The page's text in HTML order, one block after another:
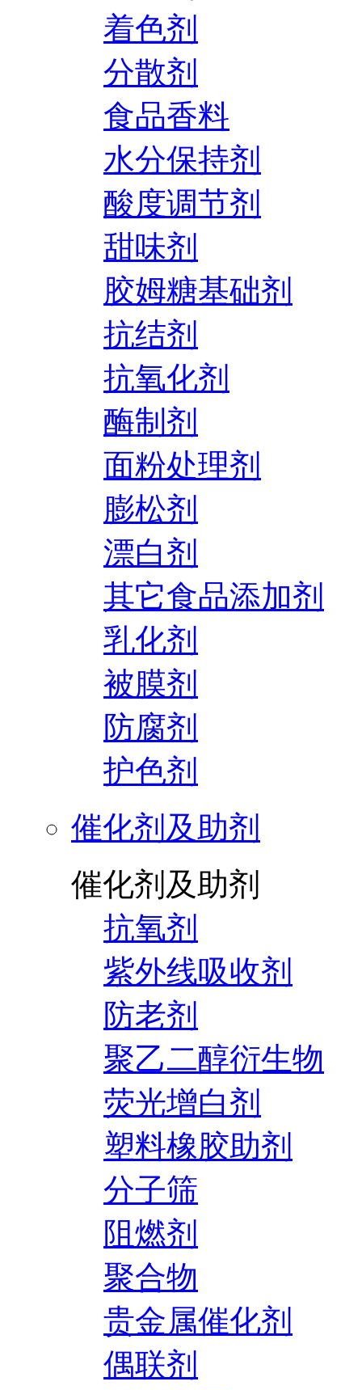
着色剂
分散剂
食品香料
水分保持剂
酸度调节剂
甜味剂
胶姆糖基础剂
抗结剂
抗氧化剂
酶制剂
面粉处理剂
膨松剂
漂白剂
其它食品添加剂
乳化剂
被膜剂
防腐剂
护色剂
催化剂及助剂
催化剂及助剂
抗氧剂
紫外线吸收剂
防老剂
聚乙二醇衍生物
荧光增白剂
塑料橡胶助剂
分子筛
阻燃剂
聚合物
贵金属催化剂
偶联剂